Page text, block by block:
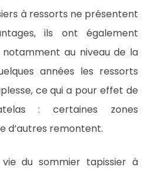
à ressorts ne présentent
ils ont également
notamment au niveau de la
années les ressorts
ce qui a pour effet de
: certaines zones
d’autres remontent.
du sommier tapissier à